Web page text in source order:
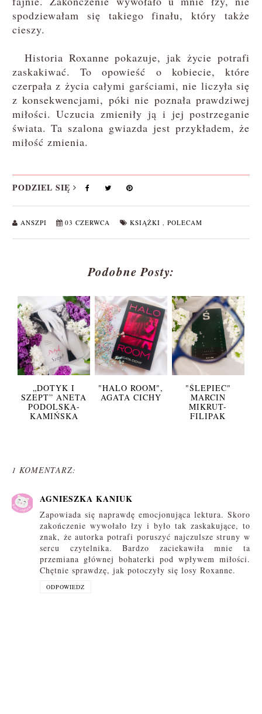
spodziewałam się takiego finału, który także
cieszy.
Historia Roxanne pokazuje, jak życie potrafi
zaskakiwać. To opowieść o kobiecie, które
czerpała z życia całymi garściami, nie liczyła się
z konsekwencjami, póki nie poznała prawdziwej
miłości. Uczucia zmieniły ją i jej postrzeganie
świata. Ta szalona gwiazda jest przykładem, że
miłość zmienia.
PODZIEL SIĘ
ANSZPI 03 CZERWCA KSIĄŻKI POLECAM
Podobne Posty:
„DOTYK I
SZEPT” ANETA
PODOLSKA-
KAMIŃSKA
"HALO ROOM",
AGATA CICHY
"ŚLEPIEC"
MARCIN
MIKRUT-
FILIPAK
1 KOMENTARZ:
AGNIESZKA KANIUK
Zapowiada się naprawdę emocjonująca lektura. Skoro
zakończenie wywołało łzy i było tak zaskakujące, to
znak, że autorka potrafi poruszyć najczulsze struny w
sercu czytelnika. Bardzo zaciekawiła mnie ta
przemiana głównej bohaterki pod wpływem miłości.
Chętnie sprawdzę, jak potoczyły się losy Roxanne.
ODPOWIEDZ